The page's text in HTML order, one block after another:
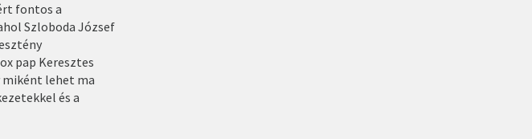
fontos a
Szloboda József
pap Keresztes
miként lehet ma
és a